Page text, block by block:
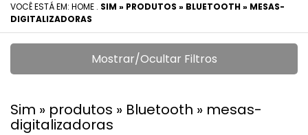
VOCÊ ESTÁ EM: HOME . SIM » PRODUTOS » BLUETOOTH » MESAS-
DIGITALIZADORAS
Mostrar/Ocultar Filtros
Sim » produtos » Bluetooth » mesas-
digitalizadoras